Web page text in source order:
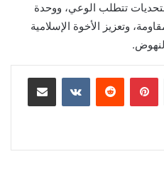
تتطلب الوعي، ووحدة
وتعزيز الأخوة الإسلامية
بينتيريست